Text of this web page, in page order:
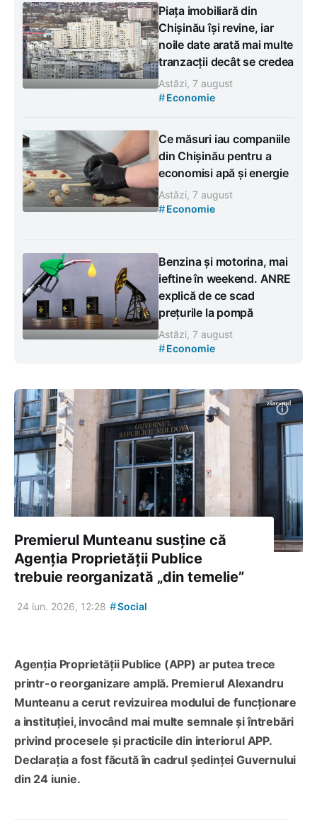
Piața imobiliară din
Chișinău își revine, iar
noile date arată mai multe
tranzacții decât se credea
Astăzi, 7 august
#Economie
Ce măsuri iau companiile
din Chișinău pentru a
economisi apă și energie
Astăzi, 7 august
#Economie
Benzina și motorina, mai
ieftine în weekend. ANRE
explică de ce scad
prețurile la pompă
Astăzi, 7 august
#Economie
Premierul Munteanu susține că
Agenția Proprietății Publice
trebuie reorganizată „din temelie”
24 iun. 2026, 12:28 #Social
Agenția Proprietății Publice (APP) ar putea trece
printr-o reorganizare amplă. Premierul Alexandru
Munteanu a cerut revizuirea modului de funcționare
a instituției, invocând mai multe semnale și întrebări
privind procesele și practicile din interiorul APP.
Declarația a fost făcută în cadrul ședinței Guvernului
din 24 iunie.